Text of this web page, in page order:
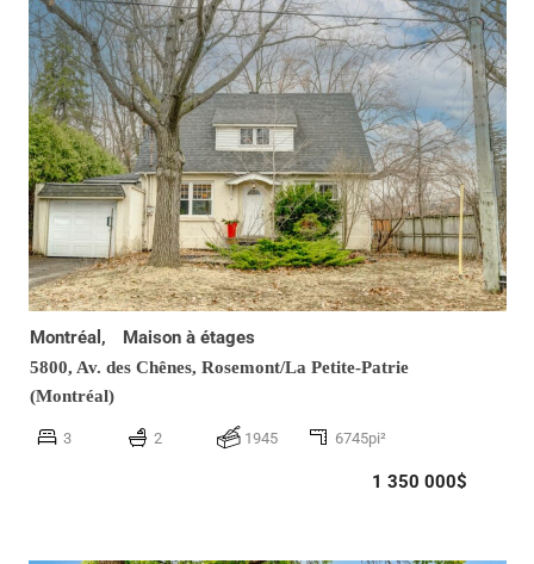
Montréal, Maison à étages
5800, Av. des Chênes, Rosemont/La Petite-Patrie
(Montréal)
3 2 1945 6745pi²
1 350 000$